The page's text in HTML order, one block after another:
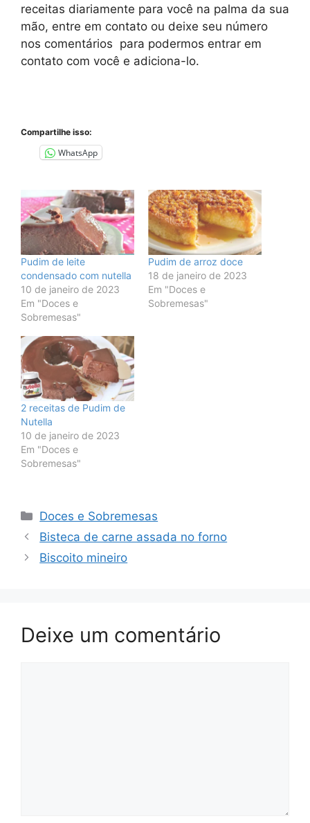
receitas diariamente para você na palma da sua
mão, entre em contato ou deixe seu número
nos comentários para podermos entrar em
contato com você e adiciona-lo.
Compartilhe isso:
WhatsApp
Pudim de leite
condensado com nutella
10 de janeiro de 2023
Em "Doces e
Sobremesas"
Pudim de arroz doce
18 de janeiro de 2023
Em "Doces e
Sobremesas"
2 receitas de Pudim de
Nutella
10 de janeiro de 2023
Em "Doces e
Sobremesas"
Categorias
Doces e Sobremesas
Bisteca de carne assada no forno
Biscoito mineiro
Deixe um comentário